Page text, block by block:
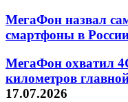
МегаФон назвал
смартфоны в
МегаФон охватил
километров
17.07.2026